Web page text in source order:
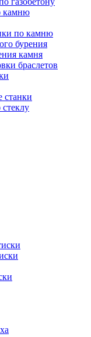
камню
по камню
бурения
камня
браслетов
станки